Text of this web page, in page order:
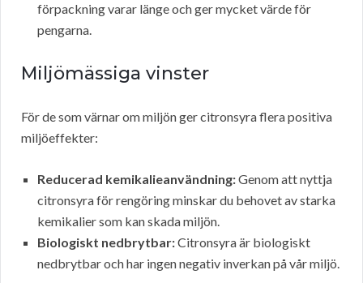
förpackning varar länge och ger mycket värde för
pengarna.
Miljömässiga vinster
För de som värnar om miljön ger citronsyra flera positiva
miljöeffekter:
Reducerad kemikalieanvändning:Genom att nyttja
citronsyra för rengöring minskar du behovet av starka
kemikalier som kan skada miljön.
Biologiskt nedbrytbar:Citronsyra är biologiskt
nedbrytbar och har ingen negativ inverkan på vår miljö.